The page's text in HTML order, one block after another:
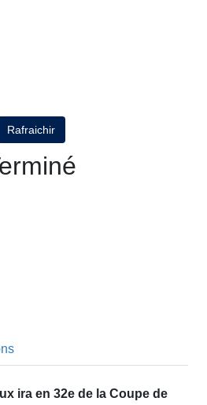
Rafraichir
ira en 32e de la Coupe de